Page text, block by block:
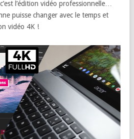
l’édition vidéo professionnelle…
puisse changer avec le temps et
vidéo 4K !